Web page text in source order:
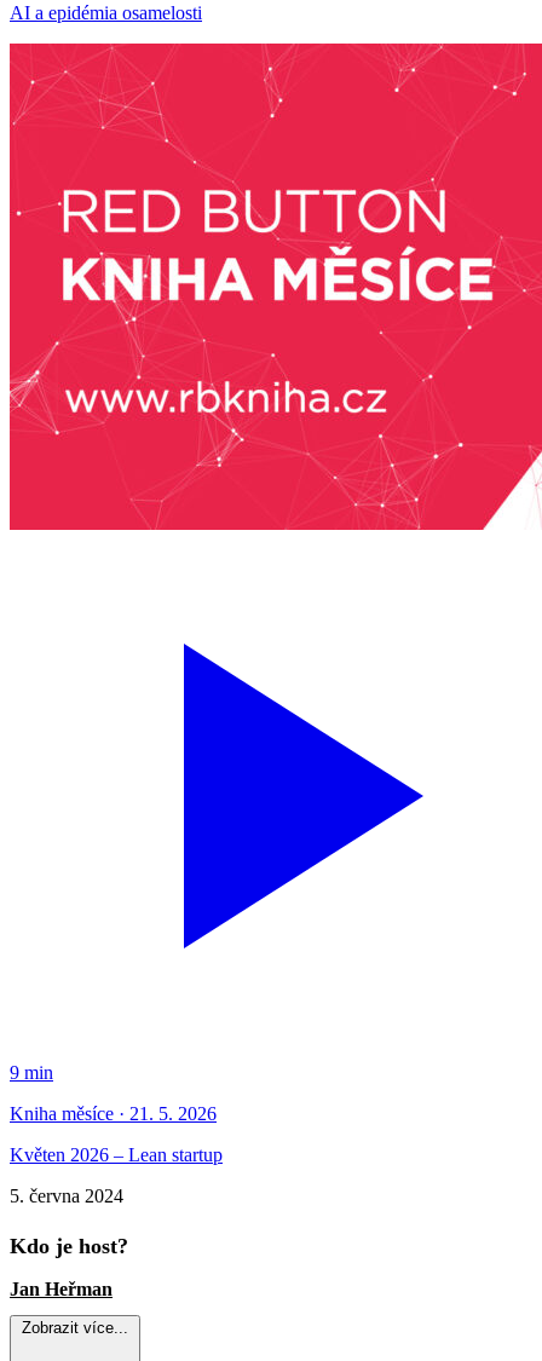
AI a epidémia osamelosti
9 min
Kniha měsíce · 21. 5. 2026
Květen 2026 – Lean startup
5. června 2024
Kdo je host?
Jan Heřman
Zobrazit více...